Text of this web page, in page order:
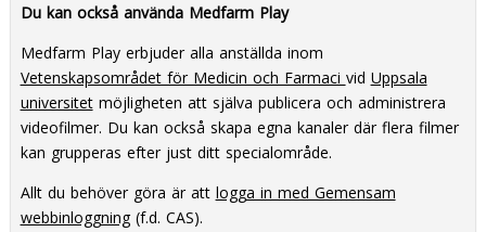
Du kan också använda Medfarm Play
Medfarm Play erbjuder alla anställda inom
Vetenskapsområdet för Medicin och Farmaci vid Uppsala
universitetmöjligheten att själva publicera och administrera
videofilmer. Du kan också skapa egna kanaler där flera filmer
kan grupperas efter just ditt specialområde.
Allt du behöver göra är att logga in med Gemensam
webbinloggning(f.d. CAS).